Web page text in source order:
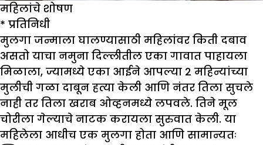
महिलांचे शोषण
* प्रतिनिधी
मुलगा जन्माला घालण्यासाठी महिलांवर किती दबाव
असतो याचा नमुना दिल्लीतील एका गावात पाहायला
मिळाला, ज्यामध्ये एका आईने आपल्या 2 महिन्यांच्या
मुलीची गळा दाबून हत्या केली आणि नंतर तिला सुचले
नाही तर तिला खराब ओव्हनमध्ये लपवले. तिने मूल
चोरीला गेल्याचे नाटक करायला सुरुवात केली. या
महिलेला आधीच एक मुलगा होता आणि सामान्यतः